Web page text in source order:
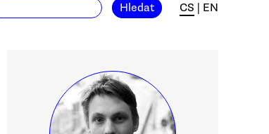
Hledat CS EN